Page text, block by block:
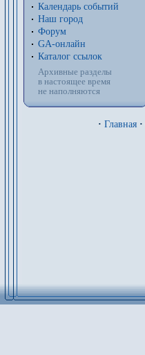
Календарь событий
Наш город
Форум
GA-онлайн
Каталог ссылок
Архивные разделы
в настоящее время
не наполняются
· Главная ·